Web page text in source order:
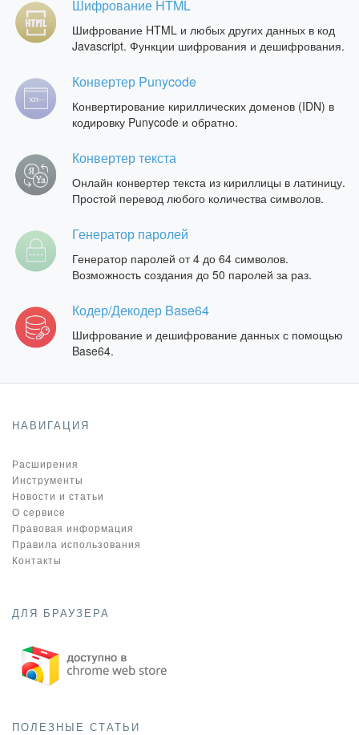
Шифрование HTML
Шифрование HTML и любых других данных в код
Javascript. Функции шифрования и дешифрования.
Конвертер Punycode
Конвертирование кириллических доменов (IDN) в
кодировку Punycode и обратно.
Конвертер текста
Онлайн конвертер текста из кириллицы в латиницу.
Простой перевод любого количества символов.
Генератор паролей
Генератор паролей от 4 до 64 символов.
Возможность создания до 50 паролей за раз.
Кодер/Декодер Base64
Шифрование и дешифрование данных с помощью
Base64.
НАВИГАЦИЯ
Расширения
Инструменты
Новости и статьи
О сервисе
Правовая информация
Правила использования
Контакты
ДЛЯ БРАУЗЕРА
ПОЛЕЗНЫЕ СТАТЬИ